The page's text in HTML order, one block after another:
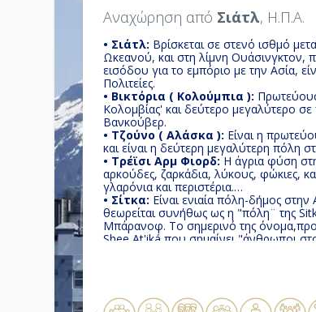
Αναχώρηση από Σιάτλ, Η.Π.Α.
• Σιάτλ: Βρίσκεται σε στενό ισθμό
Ωκεανού, και στη λίμνη Ουάσινγκτον,
εισόδου για το εμπόριο με την Ασία,
Πολιτείες.
• Βικτόρια ( Κολούμπια ):
Κολομβίας' και δεύτερο μεγαλύτερο
Βανκούβερ.
• Τζούνο ( Αλάσκα ): Eίναι η
και είναι η δεύτερη μεγαλύτερη πόλη
• Τρέϊσι Αρμ Φιορδ:Η άγρια ​​φύση
αρκούδες, ζαρκάδια, λύκους, φώκιες,
γλαρόνια και περιστέρια.
• Σίτκα: Είναι ενιαία πόλη-δήμος στην
θεωρείται συνήθως ως η "πόλη¨ της
Μπάρανοφ. Το σημερινό της
Shee At'iká,που σημαίνει "άνθρωποι
Είναι η πρωτεύουσα της
Χτισμένη στο νότιο άκρο της νήσου
Καναδά.